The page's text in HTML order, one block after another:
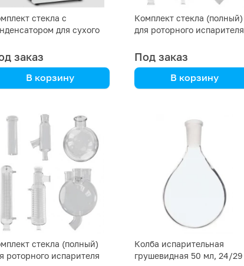
стекла с
для сухого
колб
заказ
В корзину
Комплект стекла (полный)
для роторного испарителя
Под заказ
В корзину
стекла (полный)
роторного испарителя
Колба испарительная
грушевидная 50 мл, 24/29